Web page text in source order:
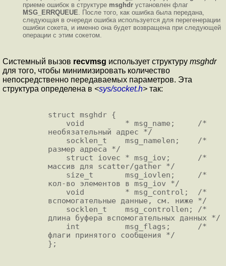
приеме ошибок в структуре msghdr установлен флаг
MSG_ERRQUEUE . После того, как ошибка была передана,
следующая в очереди ошибка используется для перегенерации
ошибки сокета, и именно она будет возвращена при следующей
операции с этим сокетом.
Системный вызов recvmsg использует структуру msghdr
для того, чтобы минимизировать количество
непосредственно передаваемых параметров. Эта
структура определена в <sys/socket.h> так:
struct msghdr {
необязательный адрес */
размер адреса */
массив для scatter/gather */
кол-во элементов в msg_iov */
вспомогательные данные, см. ниже */
длина буфера вспомогательных данных */
флаги принятого сообщения */
};